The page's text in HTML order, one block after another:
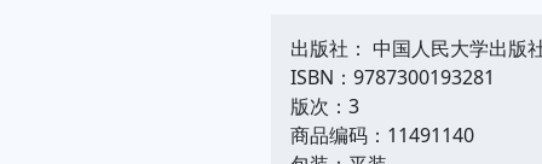
出版社： 中国人民大学出版
ISBN：9787300193281
版次：3
商品编码：11491140